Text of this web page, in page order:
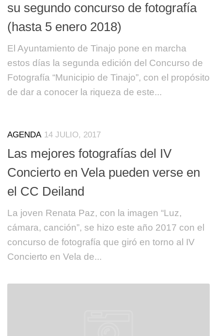
su segundo concurso de fotografía
(hasta 5 enero 2018)
El Ayuntamiento de Tinajo pone en marcha
estos días la segunda edición del Concurso de
Fotografía “Municipio de Tinajo”, con el propósito
de dar a conocer la riqueza de este...
AGENDA 14 JULIO, 2017
Las mejores fotografías del IV
Concierto en Vela pueden verse en
el CC Deiland
La joven Renata Paz, con la imagen “Luz,
cámara, canción”, se hizo este año 2017 con el
concurso de fotografía que giró en torno al IV
Concierto en Vela de...